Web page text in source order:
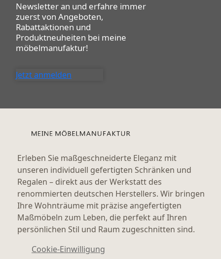
Newsletter an und erfahre immer
zuerst von Angeboten,
Rabattaktionen und
Produktneuheiten bei meine
möbelmanufaktur!
Jetzt anmelden
Erleben Sie maßgeschneiderte Eleganz mit
unseren individuell gefertigten Schränken und
Regalen – direkt aus der Werkstatt des
renommierten deutschen Herstellers. Wir bringen
Ihre Wohnträume mit präzise angefertigten
Maßmöbeln zum Leben, die perfekt auf Ihren
persönlichen Stil und Raum zugeschnitten sind.
Cookie-Einwilligung